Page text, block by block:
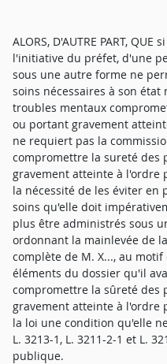
ALORS, D'AUTRE PART,
l'initiative du préfet, d'une
sous une autre forme ne
soins nécessaires à son
troubles mentaux
ou portant gravement
ne requiert pas la
compromettre la sureté des
gravement atteinte à l'ordre
la nécessité de les éviter en
soins qu'elle doit
plus être administrés sous
ordonnant la mainlevée de
complète de M. X..., au
éléments du dossier qu'il
compromettre la sûreté des
gravement atteinte à l'ordre
la loi une condition qu'elle
L. 3213-1, L. 3211-2-1 et L.
publique.